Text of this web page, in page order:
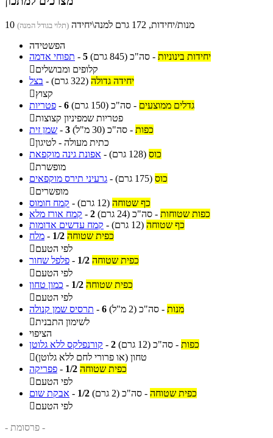
10 מנות/יחידות, 172 גרם למנה\יחידה (תלוי בגודל המנה)
הפשטידה
תפוחי אדמה - 5 יחידות בינוניות - סה"כ (845 גרם)
קלופים ומבושלים
בצל - יחידה גדולה (322 גרם)
קצוץ
פטריות - 6 גדלים ממוצעים - סה"כ (150 גרם)
פטריות שמפיניון קצוצות
שמן זית - 3 כפות - סה"כ (30 מ"ל)
כתית מעולה - לטיגון
אפונת גינה מוקפאת - כוס (128 גרם)
מופשרת
גרעיני תירס מוקפאים - כוס (175 גרם)
מופשרים
קמח חומוס - כף שטוחה (12 גרם)
קמח אורז מלא - 2 כפות שטוחות - סה"כ (24 גרם)
קמח עדשים אדומות - כף שטוחה (12 גרם)
מלח - 1/2 כפית שטוחה
לפי הטעם
פלפל שחור - 1/2 כפית שטוחה
לפי הטעם
כמון טחון - 1/2 כפית שטוחה
לפי הטעם
תרסיס שמן קנולה - 6 מנות - סה"כ (2 מ"ל)
לשימון התבנית
הציפוי
קורנפלקס ללא גלוטן - 2 כפות - סה"כ (12 גרם)
טחון (או פרורי לחם ללא גלוטן)
פפריקה - 1/2 כפית שטוחה
לפי הטעם
אבקת שום - 1/2 כפית שטוחה - סה"כ (2 גרם)
לפי הטעם
- פרסומת -